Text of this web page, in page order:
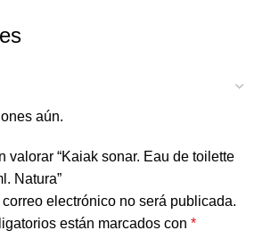
aún.
valorar “Kaiak sonar. Eau de toilette
Natura”
electrónico no será publicada.
están marcados con *